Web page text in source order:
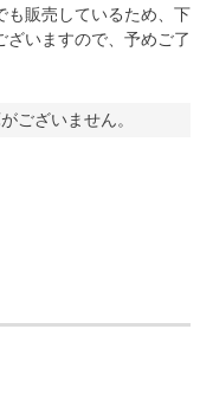
も販売しているため、下
いますので、予めご了
ございません。